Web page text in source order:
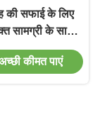
की सफाई के लिए
सामग्री के साथ
मेडिकल सक्शन
टूथब्रशकीमत पाएं